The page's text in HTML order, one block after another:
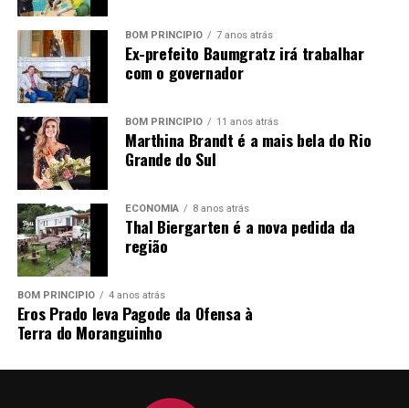
BOM PRINCÍPIO 7 anos atrás
Ex-prefeito Baumgratz irá trabalhar
com o governador
BOM PRINCÍPIO 11 anos atrás
Marthina Brandt é a mais bela do Rio
Grande do Sul
ECONOMIA 8 anos atrás
Thal Biergarten é a nova pedida da
região
BOM PRINCÍPIO 4 anos atrás
Eros Prado leva Pagode da Ofensa à
Terra do Moranguinho